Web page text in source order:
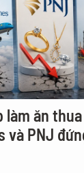
làm ăn
PNJ